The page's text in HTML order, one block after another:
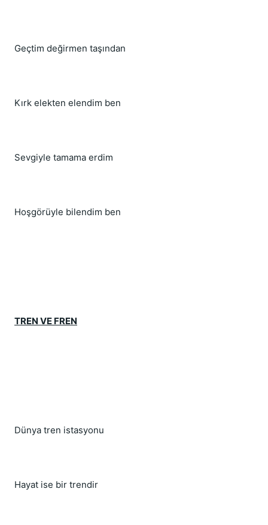
Geçtim değirmen taşından
Kırk elekten elendim ben
Sevgiyle tamama erdim
Hoşgörüyle bilendim ben
TREN VE FREN
Dünya tren istasyonu
Hayat ise bir trendir